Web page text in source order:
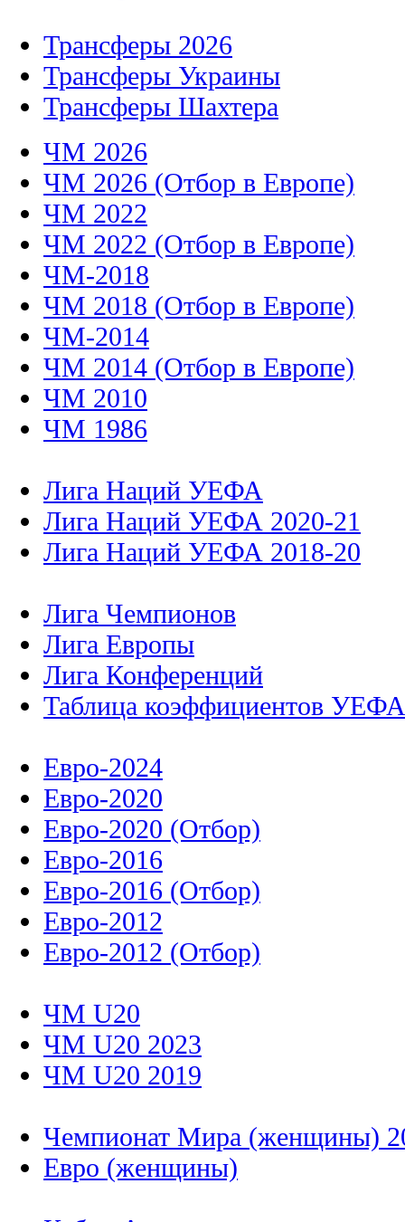
Трансферы 2026
Трансферы Украины
Трансферы Шахтера
ЧМ 2026
ЧМ 2026 (Отбор в Европе)
ЧМ 2022
ЧМ 2022 (Отбор в Европе)
ЧМ-2018
ЧМ 2018 (Отбор в Европе)
ЧМ-2014
ЧМ 2014 (Отбор в Европе)
ЧМ 2010
ЧМ 1986
Лига Наций УЕФА
Лига Наций УЕФА 2020-21
Лига Наций УЕФА 2018-20
Лига Чемпионов
Лига Европы
Лига Конференций
Таблица коэффициентов УЕФА
Евро-2024
Евро-2020
Евро-2020 (Отбор)
Евро-2016
Евро-2016 (Отбор)
Евро-2012
Евро-2012 (Отбор)
ЧМ U20
ЧМ U20 2023
ЧМ U20 2019
Чемпионат Мира (женщины)
Евро (женщины)